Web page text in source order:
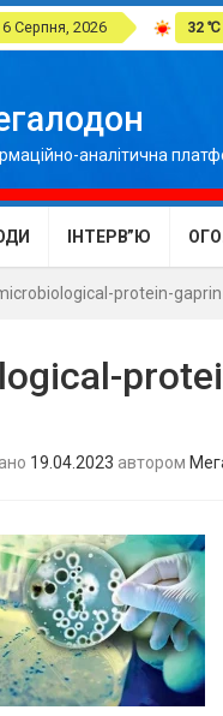
Серпня, 2026 32 ℃
аналітична
ІНТЕРВ”Ю
protein-gaprin
19.04.2023 автором